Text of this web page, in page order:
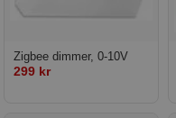
Zigbee dimmer, 0-10V
299 kr